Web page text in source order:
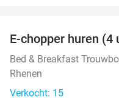
E-chopper huren (4
Bed & Breakfast
Rhenen
Verkocht: 15